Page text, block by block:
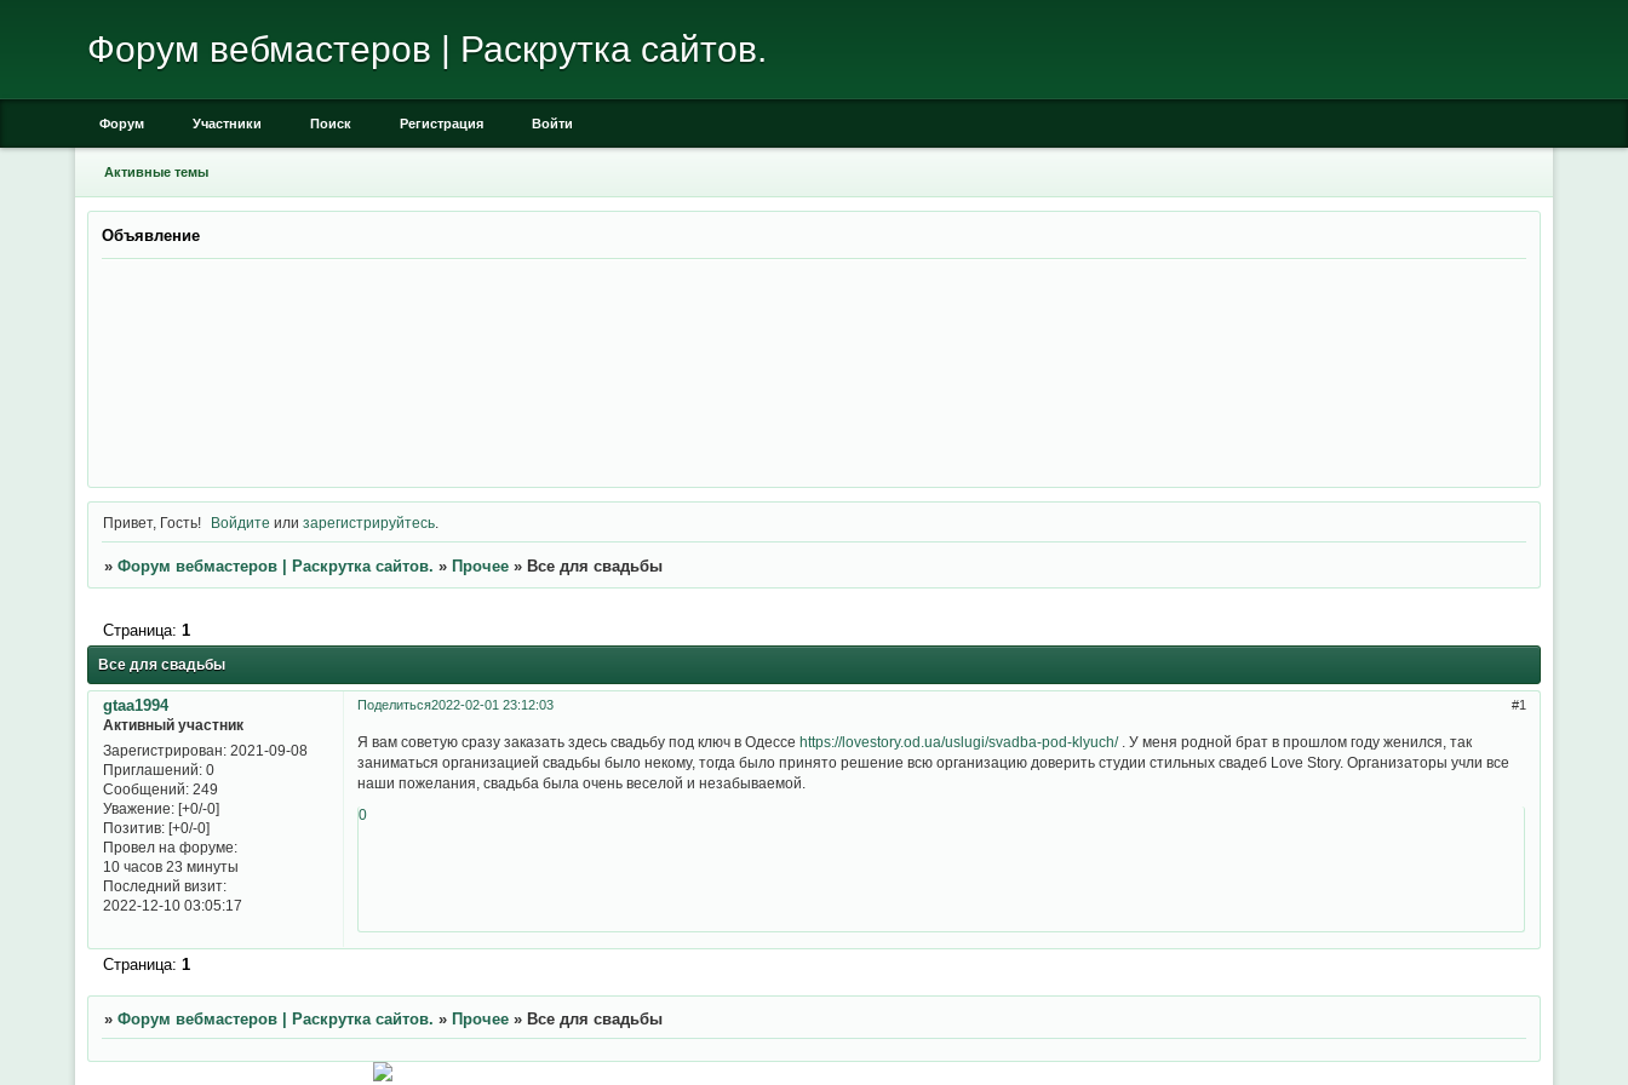
Форум вебмастеров | Раскрутка сайтов.
Форум Участники Поиск Регистрация Войти
Активные темы
Объявление
Привет, Гость! Войдите илизарегистрируйтесь
» Форум вебмастеров | Раскрутка сайтов. » Прочее » Все для свадьбы
Все для свадьбы
Страница: 1
Поделиться 1
2022-02-01 23:12:03
gtaa1994
Активный участник
Зарегистрирован: 2021-09-08
Приглашений:0
Сообщений:249
Уважение: [+0/-0]
Позитив: [+0/-0]
Провел на форуме:
10 часов 23 минуты
Последний визит:
2022-12-10 03:05:17
Я вам советую сразу заказать здесь свадьбу под ключ в Одессе https://lovestory.od.ua/uslugi/svadba-pod-klyuch/. У меня родной брат в прошлом году женился, так
заниматься организацией свадьбы было некому, тогда было принято решение всю организацию доверить студии стильных свадеб Love Story. Организаторы учли все
наши пожелания, свадьба была очень веселой и незабываемой.
0
Страница: 1
» Форум вебмастеров | Раскрутка сайтов. » Прочее » Все для свадьбы